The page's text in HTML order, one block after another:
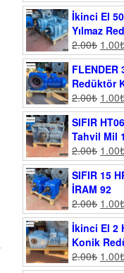
İkinci El
Yılmaz
2.00₺ 1.00
FLENDER
Redüktör
2.00₺ 1.00
SIFIR
Tahvil Mil
2.00₺ 1.00
SIFIR 15
İRAM 92
2.00₺ 1.00
İkinci El 2
Konik
2.00₺ 1.00